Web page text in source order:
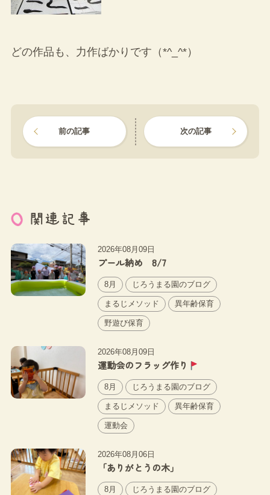
どの作品も、力作ばかりです（*^_^*）
前の記事 次の記事
関連記事
2026年08月09日
プール納め 8/7
8月 じろうまる園のブログ
まるじメソッド 異年齢保育
野遊び保育
2026年08月09日
運動会のフラッグ作り
8月 じろうまる園のブログ
まるじメソッド 異年齢保育
運動会
2026年08月06日
「ありがとうの木」
8月 じろうまる園のブログ